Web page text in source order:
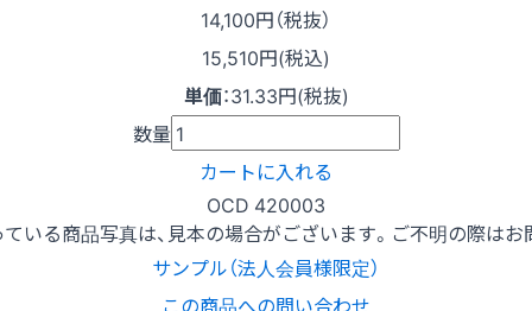
14,100円（税抜）
15,510円(税込)
単価：31.33円(税抜)
数量
カートに入れる
OCD 420003
いる商品写真は、見本の場合がございます。ご不明の際はお
サンプル（法人会員様限定）
この商品への問い合わせ